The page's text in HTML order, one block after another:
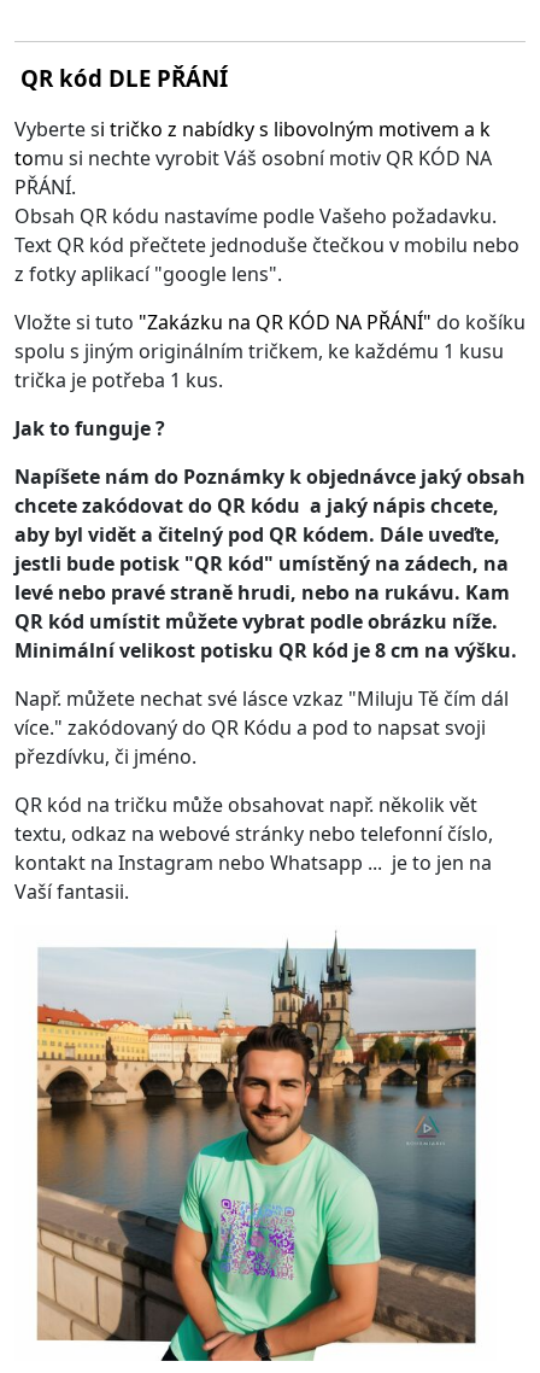
QR kód DLE PŘÁNÍ
Vyberte si tričko z nabídky s libovolným motivem a k
tomu si nechte vyrobit Váš osobní motiv QR KÓD NA
PŘÁNÍ.
Obsah QR kódu nastavíme podle Vašeho požadavku.
Text QR kód přečtete jednoduše čtečkou v mobilu nebo
z fotky aplikací "google lens".
Vložte si tuto "Zakázku na QR KÓD NA PŘÁNÍ" do košíku
spolu s jiným originálním tričkem, ke každému 1 kusu
trička je potřeba 1 kus.
Jak to funguje ?
Napíšete nám do Poznámky k objednávce jaký obsah
chcete zakódovat do QR kódu a jaký nápis chcete,
aby byl vidět a čitelný pod QR kódem. Dále uveďte,
jestli bude potisk "QR kód" umístěný na zádech, na
levé nebo pravé straně hrudi, nebo na rukávu. Kam
QR kód umístit můžete vybrat podle obrázku níže.
Minimální velikost potisku QR kód je 8 cm na výšku.
Např. můžete nechat své lásce vzkaz "Miluju Tě čím dál
více." zakódovaný do QR Kódu a pod to napsat svoji
přezdívku, či jméno.
QR kód na tričku může obsahovat např. několik vět
textu, odkaz na webové stránky nebo telefonní číslo,
kontakt na Instagram nebo Whatsapp ... je to jen na
Vaší fantasii.